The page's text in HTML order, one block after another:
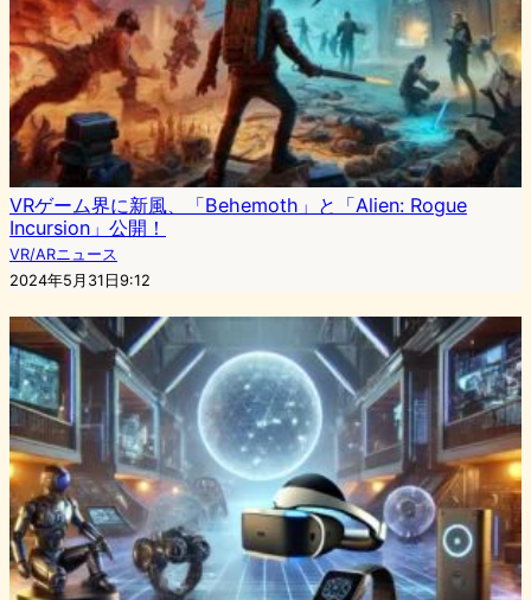
VRゲーム界に新風、「Behemoth」と「Alien: Rogue
Incursion」公開！
VR/ARニュース
2024年5月31日9:12